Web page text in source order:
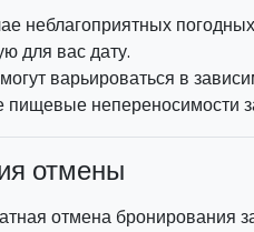
неблагоприятных
для вас дату.
варьироваться в
непереносимости
отмены
отмена бронирования